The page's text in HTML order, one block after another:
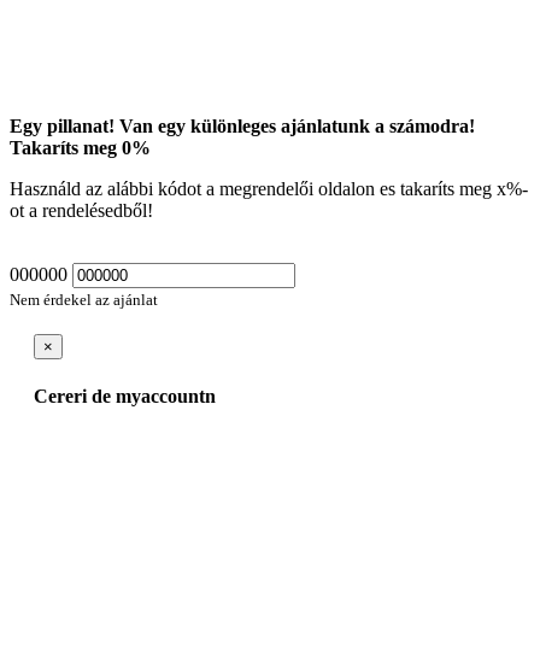
Egy pillanat! Van egy különleges ajánlatunk a számodra!
Takaríts meg 0%
Használd az alábbi kódot a megrendelői oldalon es takaríts meg x%-
ot a rendelésedből!
000000
Nem érdekel az ajánlat
×
Cereri de myaccountn